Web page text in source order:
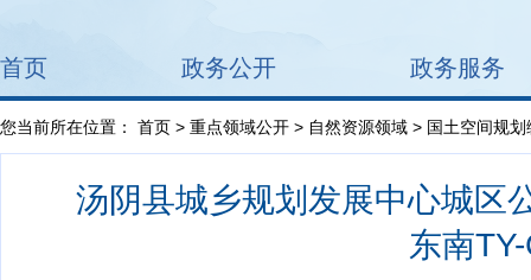
首页 政务公开 政务服务
您当前所在位置： 首页 > 重点领域公开 > 自然资源领域 > 国土空间规划
汤阴县城乡规划发展中心城区
东南